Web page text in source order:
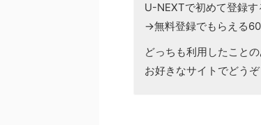
U-NEXTで初めて登録
→無料登録でもらえる
どっちも利用したこと
お好きなサイトでどうぞ